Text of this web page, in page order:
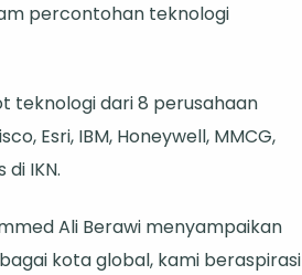
percontohan teknologi
teknologi dari 8 perusahaan
Esri, IBM, Honeywell, MMCG,
IKN.
Ali Berawi menyampaikan
kota global, kami beraspirasi